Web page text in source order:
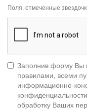
Поля, отмеченные
Заполнив форму Вы
правилами, всеми
информационно-
обработку Ваших